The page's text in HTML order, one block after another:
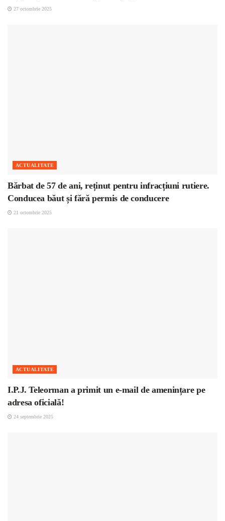
27 octombrie 2025
ACTUALITATE
Bărbat de 57 de ani, reținut pentru infracțiuni rutiere.
Conducea băut și fără permis de conducere
21 octombrie 2025
ACTUALITATE
I.P.J. Teleorman a primit un e-mail de amenințare pe
adresa oficială!
24 septembrie 2025